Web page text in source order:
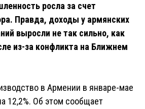
росла за счет
Правда, доходы у армянских
выросли не так сильно, как
из-за конфликта на Ближнем
в Армении в январе-мае
12,2%. Об этом сообщает